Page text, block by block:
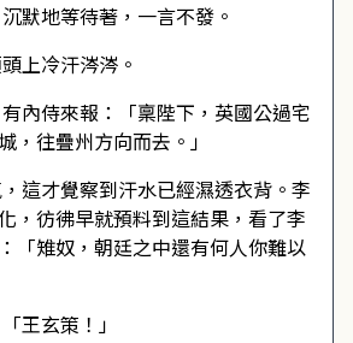
默地等待著，一言不發。
上冷汗涔涔。
內侍來報：「稟陛下，英國公過宅
，往疊州方向而去。」
這才覺察到汗水已經濕透衣背。李
，彷彿早就預料到這結果，看了李
「雉奴，朝廷之中還有何人你難以
王玄策！」